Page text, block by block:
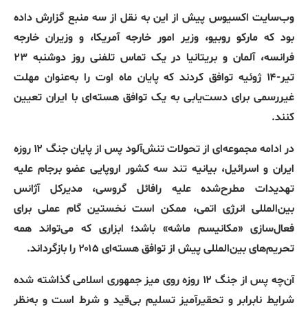
وب‌سایت اکسیوس پیش از این به نقل از سه منبع گزارش داده
بود که مارکو روبیو، وزیر امور خارجه آمریکا، و وزیران خارجه
فرانسه، آلمان و بریتانیا در یک تماس تلفنی روز دوشنبه ۲۳
تیر‌-‌
۱۴ ژوئیه توافق کردند که پایان ماه اوت را به‌عنوان مهلت
غیررسمی برای دست‌یابی به یک توافق هسته‌ای با ایران تعیین
کنند.
در ادامه مجموعه‌ای از تحولات تنش‌آلود پس از پایان جنگ ۱۲
روزه
ایران و اسرائیل، بیانیه تند سه کشور اروپایی عضو برجام علیه
تهدیدات مطرح‌شده علیه رافائل گروسی، مدیرکل آژانس
بین‌المللی انرژی اتمی، ممکن است نخستین گام عملی برای
فعال‌سازی«مکانیسم ماشه» باشد؛ ابزاری که می‌تواند همه
تحریم‌های بین‌المللی پیش از توافق هسته‌ای ۲۰۱۵ را بازگرداند
.
آن‌چه پس از جنگ ۱۲ روزه روی میز جمهوری اسلامی گذاشته شده
شرایط نابرابر و تحقیر‌آمیز تسلیم بی‌قید و شرط است و به‌نظر